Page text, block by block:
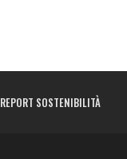
REPORT SOSTENIBILITÀ